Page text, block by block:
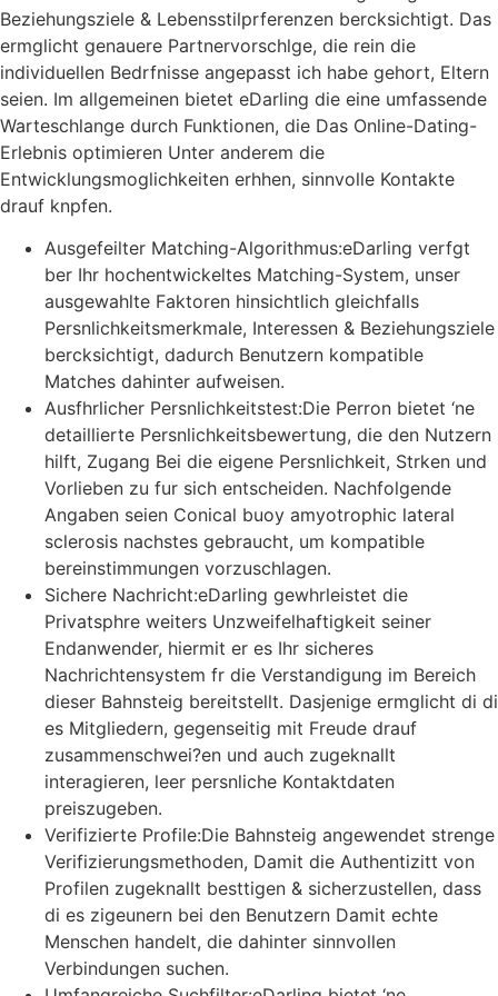
Beziehungsziele & Lebensstilprferenzen bercksichtigt. Das
ermglicht genauere Partnervorschlge, die rein die
individuellen Bedrfnisse angepasst ich habe gehort, Eltern
seien. Im allgemeinen bietet eDarling die eine umfassende
Warteschlange durch Funktionen, die Das Online-Dating-
Erlebnis optimieren Unter anderem die
Entwicklungsmoglichkeiten erhhen, sinnvolle Kontakte
drauf knpfen.
Ausgefeilter Matching-Algorithmus:eDarling verfgt
ber Ihr hochentwickeltes Matching-System, unser
ausgewahlte Faktoren hinsichtlich gleichfalls
Persnlichkeitsmerkmale, Interessen & Beziehungsziele
bercksichtigt, dadurch Benutzern kompatible
Matches dahinter aufweisen.
Ausfhrlicher Persnlichkeitstest:Die Perron bietet ‘ne
detaillierte Persnlichkeitsbewertung, die den Nutzern
hilft, Zugang Bei die eigene Persnlichkeit, Strken und
Vorlieben zu fur sich entscheiden. Nachfolgende
Angaben seien Conical buoy amyotrophic lateral
sclerosis nachstes gebraucht, um kompatible
bereinstimmungen vorzuschlagen.
Sichere Nachricht:eDarling gewhrleistet die
Privatsphre weiters Unzweifelhaftigkeit seiner
Endanwender, hiermit er es Ihr sicheres
Nachrichtensystem fr die Verstandigung im Bereich
dieser Bahnsteig bereitstellt. Dasjenige ermglicht di di
es Mitgliedern, gegenseitig mit Freude drauf
zusammenschwei?en und auch zugeknallt
interagieren, leer persnliche Kontaktdaten
preiszugeben.
Verifizierte Profile:Die Bahnsteig angewendet strenge
Verifizierungsmethoden, Damit die Authentizitt von
Profilen zugeknallt besttigen & sicherzustellen, dass
di es zigeunern bei den Benutzern Damit echte
Menschen handelt, die dahinter sinnvollen
Verbindungen suchen.